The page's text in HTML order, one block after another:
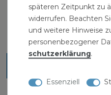
29,99 € *
späteren Zeitpunkt zu
widerrufen. Beachten
und weitere Hinweise
personenbezogener
schutz­erklärung.
Essenziell